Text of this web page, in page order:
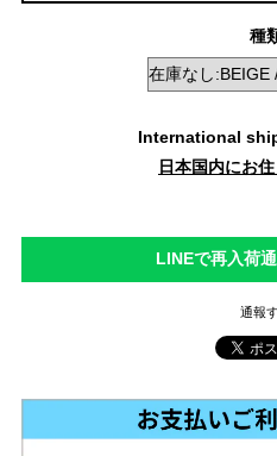
種
International
日本国内にお
LINEで再入荷
通報